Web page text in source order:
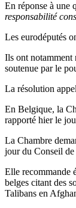
En réponse à une
responsabilité
Les eurodéputés
Ils ont notamment
soutenue par le
La résolution
En Belgique, la
rapporté hier le
La Chambre
jourdu Conseil de
Elle recommande
belges citant des
Talibans en